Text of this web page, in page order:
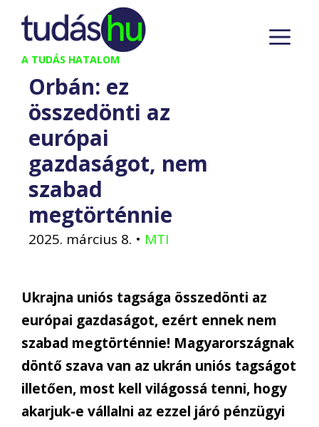
Kilépés
tartalomba
A TUDÁS HATALOM
Orbán: ez
összedönti az
európai
gazdaságot, nem
szabad
megtörténnie
2025. március 8. • MTI
Ukrajna uniós tagsága összedönti az
európai gazdaságot, ezért ennek nem
szabad megtörténnie! Magyarországnak
döntő szava van az ukrán uniós tagságot
illetően, most kell világossá tenni, hogy
akarjuk-e vállalni az ezzel járó pénzügyi